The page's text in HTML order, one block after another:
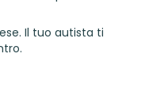
Il tuo autista ti